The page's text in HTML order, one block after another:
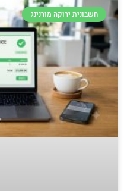
חשבונית ירוקה מורנינג